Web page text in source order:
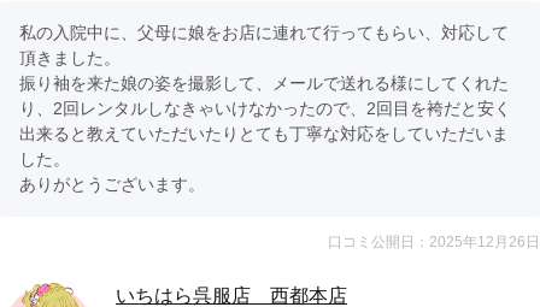
私の入院中に、父母に娘をお店に連れて行ってもらい、対応して
頂きました。
振り袖を来た娘の姿を撮影して、メールで送れる様にしてくれた
り、2回レンタルしなきゃいけなかったので、2回目を袴だと安く
出来ると教えていただいたりとても丁寧な対応をしていただいま
した。
ありがとうございます。
口コミ公開日：2025年12月26日
いちはら呉服店 西都本店